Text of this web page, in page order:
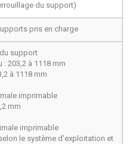
du support)
pris en charge
support
: 203,2 à 1118 mm
à 1118 mm
imprimable
mm
imprimable
le système d'exploitation et